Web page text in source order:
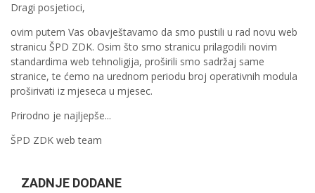
Dragi posjetioci,
ovim putem Vas obavještavamo da smo pustili u rad novu web
stranicu ŠPD ZDK. Osim što smo stranicu prilagodili novim
standardima web tehnoligija, proširili smo sadržaj same
stranice, te ćemo na urednom periodu broj operativnih modula
proširivati iz mjeseca u mjesec.
Prirodno je najljepše...
ŠPD ZDK web team
ZADNJE DODANE